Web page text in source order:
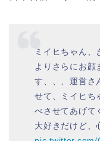
ミイヒちゃん、
よりさらにお顔
す、、、運営さ
せて、ミイヒち
べさせてあげて
大好きだけど、